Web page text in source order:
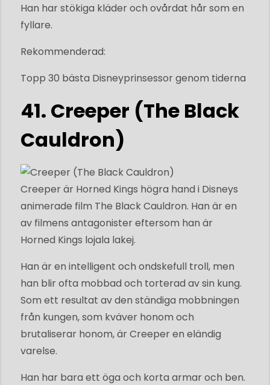
Han har stökiga kläder och ovårdat hår som en
fyllare.
Rekommenderad:
Topp 30 bästa Disneyprinsessor genom tiderna
41. Creeper (The Black
Cauldron)
Creeper är Horned Kings högra hand i Disneys
animerade film The Black Cauldron. Han är en
av filmens antagonister eftersom han är
Horned Kings lojala lakej.
Han är en intelligent och ondskefull troll, men
han blir ofta mobbad och torterad av sin kung.
Som ett resultat av den ständiga mobbningen
från kungen, som kväver honom och
brutaliserar honom, är Creeper en eländig
varelse.
Han har bara ett öga och korta armar och ben.